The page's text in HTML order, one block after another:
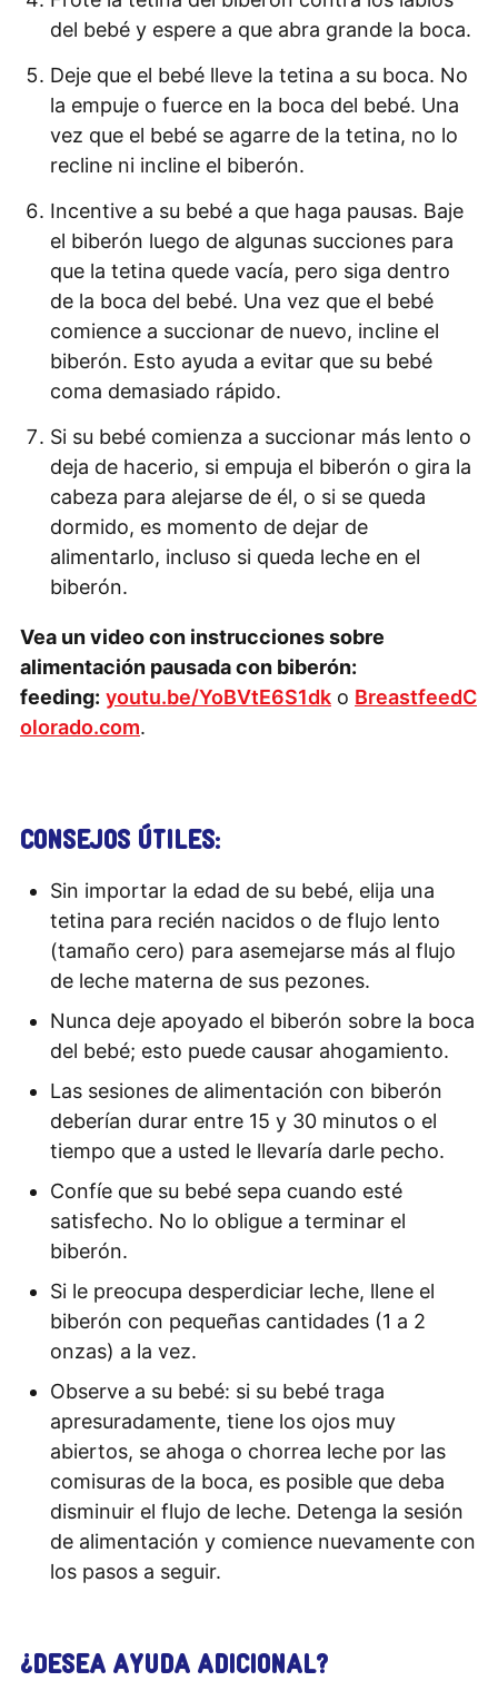
del bebé y espere a que abra grande la boca.
Deje que el bebé lleve la tetina a su boca. No
la empuje o fuerce en la boca del bebé. Una
vez que el bebé se agarre de la tetina, no lo
recline ni incline el biberón.
Incentive a su bebé a que haga pausas. Baje
el biberón luego de algunas succiones para
que la tetina quede vacía, pero siga dentro
de la boca del bebé. Una vez que el bebé
comience a succionar de nuevo, incline el
biberón. Esto ayuda a evitar que su bebé
coma demasiado rápido.
Si su bebé comienza a succionar más lento o
deja de hacerio, si empuja el biberón o gira la
cabeza para alejarse de él, o si se queda
dormido, es momento de dejar de
alimentarlo, incluso si queda leche en el
biberón.
Vea un video con instrucciones sobre
alimentación pausada con biberón:
feeding: youtu.be/YoBVtE6S1dk o BreastfeedC
olorado.com.
CONSEJOS ÚTILES:
Sin importar la edad de su bebé, elija una
tetina para recién nacidos o de flujo lento
(tamaño cero) para asemejarse más al flujo
de leche materna de sus pezones.
Nunca deje apoyado el biberón sobre la boca
del bebé; esto puede causar ahogamiento.
Las sesiones de alimentación con biberón
deberían durar entre 15 y 30 minutos o el
tiempo que a usted le llevaría darle pecho.
Confíe que su bebé sepa cuando esté
satisfecho. No lo obligue a terminar el
biberón.
Si le preocupa desperdiciar leche, llene el
biberón con pequeñas cantidades (1 a 2
onzas) a la vez.
Observe a su bebé: si su bebé traga
apresuradamente, tiene los ojos muy
abiertos, se ahoga o chorrea leche por las
comisuras de la boca, es posible que deba
disminuir el flujo de leche. Detenga la sesión
de alimentación y comience nuevamente con
los pasos a seguir.
¿DESEA AYUDA ADICIONAL?